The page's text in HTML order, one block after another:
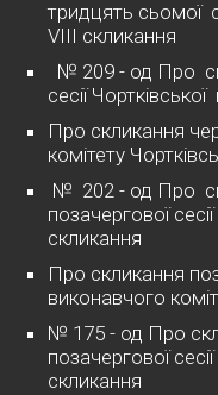
тридцять сьомої
VІІІ скликання
№ 209 - од Про
сесії
Про скликання
комітету
№ 202 - од Про
позачергової
скликання
Про скликання
виконавчого
№ 175 - од Про
позачергової
скликання